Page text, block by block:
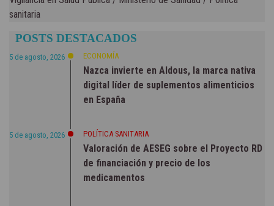
sanitaria
POSTS DESTACADOS
5 de agosto, 2026 ECONOMÍA
Nazca invierte en Aldous, la marca nativa
digital líder de suplementos alimenticios
en España
5 de agosto, 2026 POLÍTICA SANITARIA
Valoración de AESEG sobre el Proyecto RD
de financiación y precio de los
medicamentos